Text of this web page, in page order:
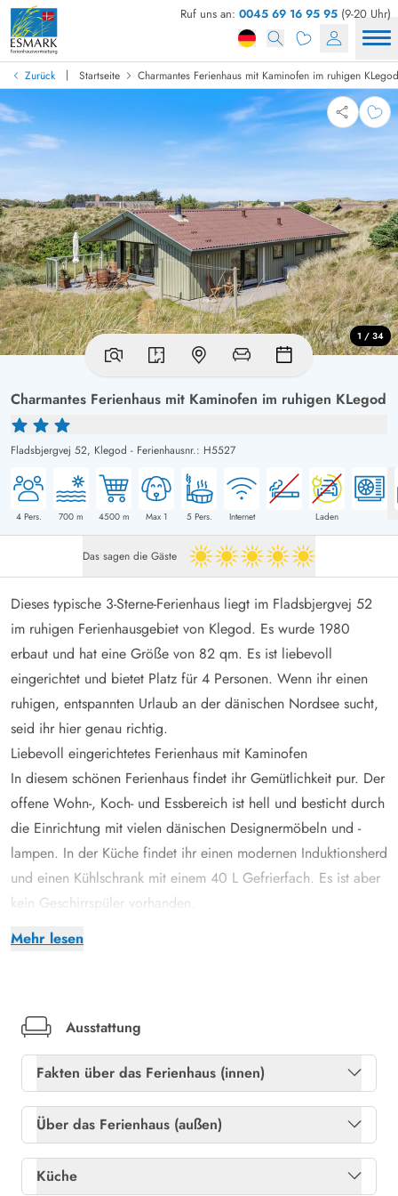
Ruf uns an: 0045 69 16 95 95 (9-20 Uhr)
Zurück | Startseite Charmantes Ferienhaus mit Kaminofen im ruhigen KLegod
Charmantes Ferienhaus mit Kaminofen im ruhigen KLegod
Fladsbjergvej 52, Klegod - Ferienhausnr.: H5527
4Pers. 700 m 4500m Max 1 5Pers. Internet Laden
1 / 34
Das sagen die Gäste 5 von 5
Mehr lesen
Dieses typische 3-Sterne-Ferienhaus liegt im Fladsbjergvej 52
im ruhigen Ferienhausgebiet von Klegod. Es wurde 1980
erbaut und hat eine Größe von 82 qm. Es ist liebevoll
eingerichtet und bietet Platz für 4 Personen. Wenn ihr einen
ruhigen, entspannten Urlaub an der dänischen Nordsee sucht,
seid ihr hier genau richtig.
Liebevoll eingerichtetes Ferienhaus mit Kaminofen
In diesem schönen Ferienhaus findet ihr Gemütlichkeit pur. Der
offene Wohn-, Koch- und Essbereich ist hell und besticht durch
die Einrichtung mit vielen dänischen Designermöbeln und -
lampen. In der Küche findet ihr einen modernen Induktionsherd
und einen Kühlschrank mit einem 40 L Gefrierfach. Es ist aber
kein Geschirrspüler vorhanden.
Im gemütlichen Wohnbereich warten ein bequemes Ecksofa
Internet steht ebenfalls zur Verfügung.
Das traditionelle Ferienhaus verfügt über 3 Schlafzimmer. Eines
ist mit einem Doppelbett in der Größe von 180 x 200 cm
ausgestattet. Dann gibt es ein Weiteres mit 2 Einzelbetten in
der Größe von 90 x 200 cm und ein Zimmer mit einem
besonders für Kinder.
Ausstattung
Fakten über das Ferienhaus (innen)
Gratis internet
Ja
Über das Ferienhaus (außen)
Abstellraum
Ja
Küche